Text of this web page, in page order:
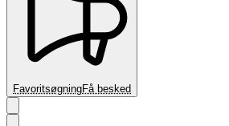
FavoritsøgningFå besked